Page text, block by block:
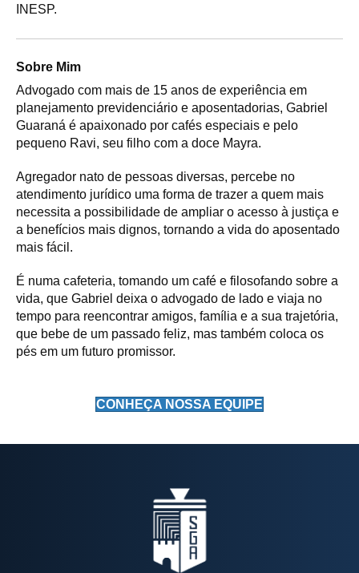
INESP.
Sobre Mim
Advogado com mais de 15 anos de experiência em
planejamento previdenciário e aposentadorias, Gabriel
Guaraná é apaixonado por cafés especiais e pelo
pequeno Ravi, seu filho com a doce Mayra.
Agregador nato de pessoas diversas, percebe no
atendimento jurídico uma forma de trazer a quem mais
necessita a possibilidade de ampliar o acesso à justiça e
a benefícios mais dignos, tornando a vida do aposentado
mais fácil.
É numa cafeteria, tomando um café e filosofando sobre a
vida, que Gabriel deixa o advogado de lado e viaja no
tempo para reencontrar amigos, família e a sua trajetória,
que bebe de um passado feliz, mas também coloca os
pés em um futuro promissor.
CONHEÇA NOSSA EQUIPE